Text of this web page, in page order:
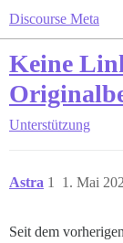
Discourse Meta
Keine
Unterstützung
Astra 1. Mai
1
Seit dem